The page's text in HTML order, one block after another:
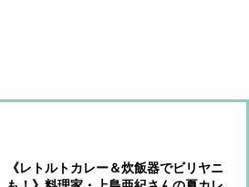
《レトルトカレー＆炊飯器でビリヤニ